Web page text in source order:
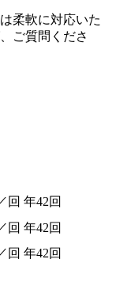
柔軟に対応いた
ご質問くださ
回 年42回
回 年42回
回 年42回